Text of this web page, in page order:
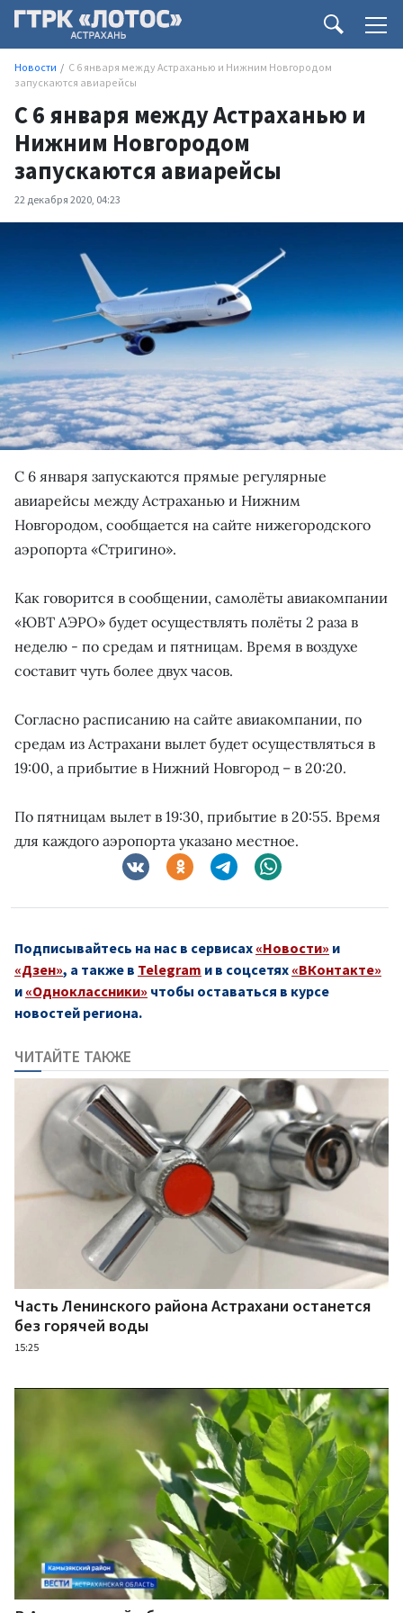
Новости
С 6 января между Астраханью и Нижним Новгородом
запускаются авиарейсы
С 6 января между Астраханью и
Нижним Новгородом
запускаются авиарейсы
22 декабря 2020, 04:23
С 6 января запускаются прямые регулярные
авиарейсы между Астраханью и Нижним
Новгородом, сообщается на сайте нижегородского
аэропорта «Стригино».
Как говорится в сообщении, самолёты авиакомпании
«ЮВТ АЭРО» будет осуществлять полёты 2 раза в
неделю - по средам и пятницам. Время в воздухе
составит чуть более двух часов.
Согласно расписанию на сайте авиакомпании, по
средам из Астрахани вылет будет осуществляться в
19:00, а прибытие в Нижний Новгород – в 20:20.
По пятницам вылет в 19:30, прибытие в 20:55. Время
для каждого аэропорта указано местное.
Подписывайтесь на нас в сервисах «Новости» и
«Дзен», а также в Telegram и в соцсетях «ВКонтакте»
и «Одноклассники» чтобы оставаться в курсе
новостей региона.
ЧИТАЙТЕ ТАКЖЕ
Часть Ленинского района Астрахани останется
без горячей воды
15:25